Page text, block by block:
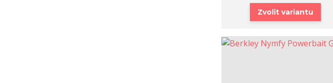
Zvolit variantu